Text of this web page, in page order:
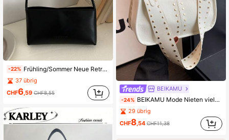
-22% Frühling/Sommer Neue Retro Mode Baguette Tasche, Reißverschlussöffnung, Leicht Minimalistisch, Einfarbige weiche Oberfläche, Kleine Kapazität Schulter-Unterarm Tasche
37 übrig
CHF6 ,59 CHF8,55
BEIKAMU
-24% BEIKAMU Mode Nieten vielseitige Damen Umhängetasche, Reißverschluss Verschluss PU Patchwork Unterarm Tasche, geeignet für Universität, Pendeln, Einkaufen, Spazierengehen, täglichen Gebrauch
29 übrig
CHF8,54 CHF11,38